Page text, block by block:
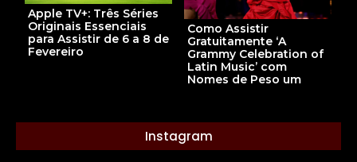
Apple TV+: Três Séries
Originais Essenciais
para Assistir de 6 a 8 de
Fevereiro
Como Assistir
Gratuitamente ‘A
Grammy Celebration of
Latin Music’ com
Nomes de Peso um
Instagram